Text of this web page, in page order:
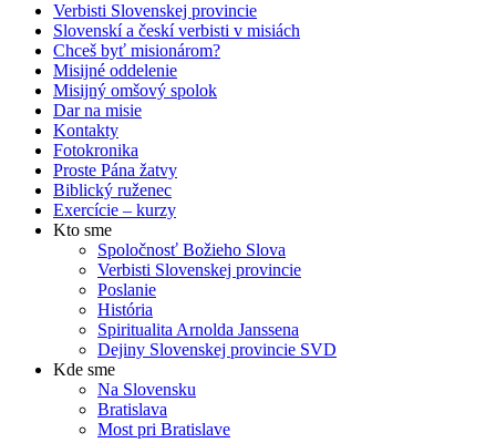
Verbisti Slovenskej provincie
Slovenskí a českí verbisti v misiách
Chceš byť misionárom?
Misijné oddelenie
Misijný omšový spolok
Dar na misie
Kontakty
Fotokronika
Proste Pána žatvy
Biblický ruženec
Exercície – kurzy
Kto sme
Spoločnosť Božieho Slova
Verbisti Slovenskej provincie
Poslanie
História
Spiritualita Arnolda Janssena
Dejiny Slovenskej provincie SVD
Kde sme
Na Slovensku
Bratislava
Most pri Bratislave